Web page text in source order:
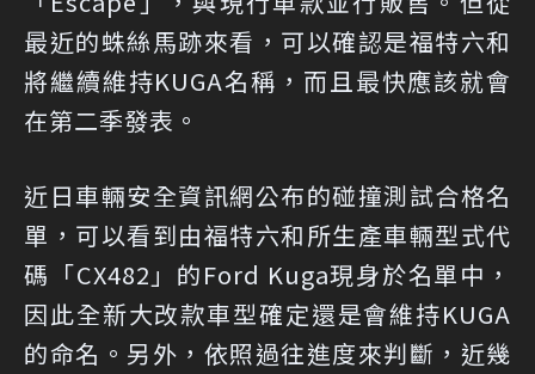
最近的蛛絲馬跡來看，可以確認是福特六和
將繼續維持KUGA名稱，而且最快應該就會
在第二季發表。
近日車輛安全資訊網公布的碰撞測試合格名
單，可以看到由福特六和所生產車輛型式代
碼「CX482」的Ford Kuga現身於名單中，
因此全新大改款車型確定還是會維持KUGA
的命名。另外，依照過往進度來判斷，近幾